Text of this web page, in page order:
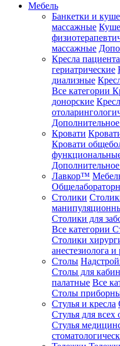
Мебель
Банкетки и
массажные
массажные
Кресла пациента
гериатрические
диализные
Все категории
донорские
Кровати
Кровати
Лавкор™
Столики
Столики для
Все категории
Столики
анестезиолога
Столы
Столы для
палатные Все
Столы
Стулья и кресла
Стулья для всех
Стулья